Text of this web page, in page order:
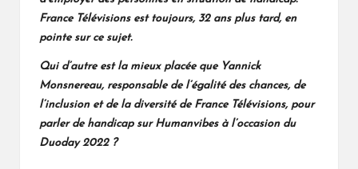
France Télévisions est toujours, 32 ans plus tard, en
pointe sur ce sujet.
Qui d’autre est la mieux placée que Yannick
Monsnereau, responsable de l’égalité des chances, de
l’inclusion et de la diversité de France Télévisions, pour
parler de handicap sur Humanvibes à l’occasion du
Duoday 2022 ?